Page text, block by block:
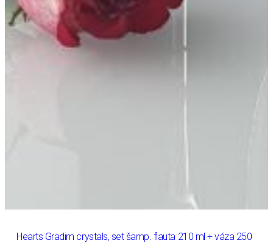
Hearts Gradim crystals, set šamp. flauta 210 ml + váza 250